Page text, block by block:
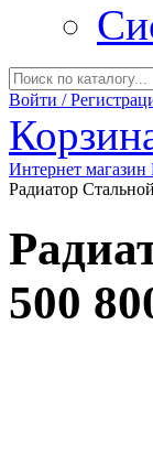
Войти /
Интернет магазин
Радиатор
500